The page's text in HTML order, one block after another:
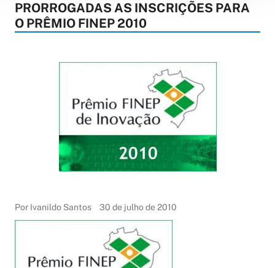
PRORROGADAS AS INSCRIÇÕES PARA
O PRÊMIO FINEP 2010
Por Ivanildo Santos 30 de julho de 2010